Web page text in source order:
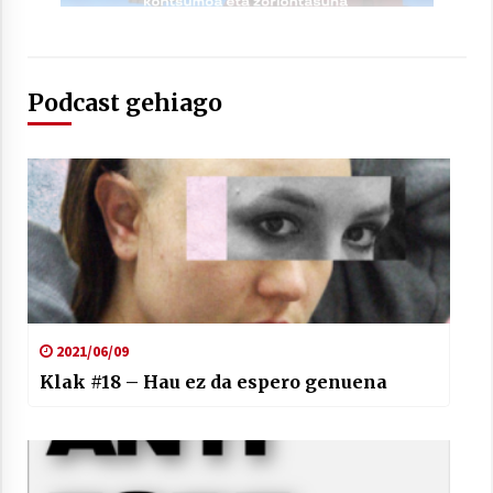
Podcast gehiago
2021/06/09
Klak #18 – Hau ez da espero genuena